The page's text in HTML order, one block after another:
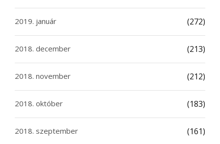
2019. január (272)
2018. december (213)
2018. november (212)
2018. október (183)
2018. szeptember (161)